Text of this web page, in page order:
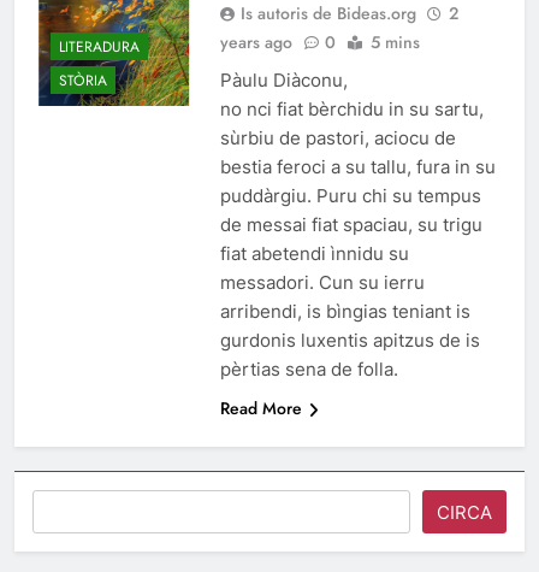
LITERADURA
STÒRIA
Is autoris de Bideas.org
2
years ago
0 5 mins
Pàulu Diàconu,
no nci fiat bèrchidu in su sartu,
sùrbiu de pastori, aciocu de
bestia feroci a su tallu, fura in su
puddàrgiu. Puru chi su tempus
de messai fiat spaciau, su trigu
fiat abetendi ìnnidu su
messadori. Cun su ierru
arribendi, is bìngias teniant is
gurdonis luxentis apitzus de is
pèrtias sena de folla.
Read More
CIRCA